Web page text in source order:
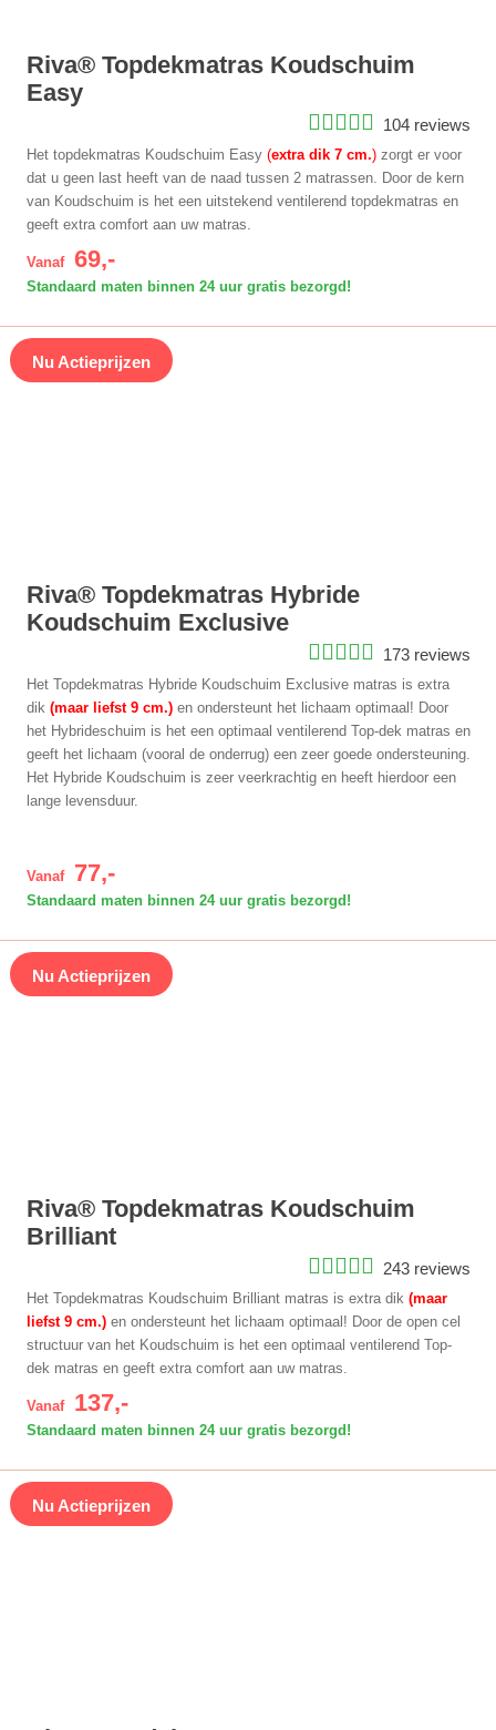
Riva® Topdekmatras Koudschuim
Easy
104 reviews
Het topdekmatras Koudschuim Easy (extra dik 7 cm.) zorgt er voor
dat u geen last heeft van de naad tussen 2 matrassen. Door de kern
van Koudschuim is het een uitstekend ventilerend topdekmatras en
geeft extra comfort aan uw matras.
Vanaf 69,-
Standaard maten binnen 24 uur gratis bezorgd!
Nu Actieprijzen
Riva® Topdekmatras Hybride
Koudschuim Exclusive
173 reviews
Het Topdekmatras Hybride Koudschuim Exclusive matras is extra
dik (maar liefst 9 cm.) en ondersteunt het lichaam optimaal! Door
het Hybrideschuim is het een optimaal ventilerend Top-dek matras en
geeft het lichaam (vooral de onderrug) een zeer goede ondersteuning.
Het Hybride Koudschuim is zeer veerkrachtig en heeft hierdoor een
lange levensduur.
Vanaf 77,-
Standaard maten binnen 24 uur gratis bezorgd!
Nu Actieprijzen
Riva® Topdekmatras Koudschuim
Brilliant
243 reviews
Het Topdekmatras Koudschuim Brilliant matras is extra dik (maar
liefst 9 cm.) en ondersteunt het lichaam optimaal! Door de open cel
structuur van het Koudschuim is het een optimaal ventilerend Top-
dek matras en geeft extra comfort aan uw matras.
Vanaf 137,-
Standaard maten binnen 24 uur gratis bezorgd!
Nu Actieprijzen